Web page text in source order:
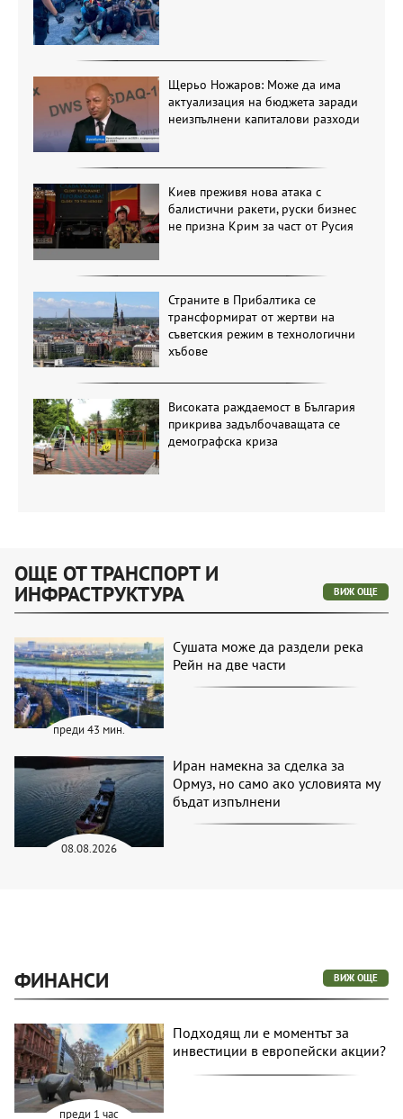
Щерьо Ножаров: Може да има
актуализация на бюджета заради
неизпълнени капиталови разходи
Киев преживя нова атака с
балистични ракети, руски бизнес
не призна Крим за част от Русия
Страните в Прибалтика се
трансформират от жертви на
съветския режим в технологични
хъбове
Високата раждаемост в България
прикрива задълбочаващата се
демографска криза
ОЩЕ ОТ ТРАНСПОРТ И
ИНФРАСТРУКТУРА ВИЖ ОЩЕ
преди 43 мин.
Сушата може да раздели река
Рейн на две части
08.08.2026
Иран намекна за сделка за
Ормуз, но само ако условията му
бъдат изпълнени
ФИНАНСИ ВИЖ ОЩЕ
преди 1 час
Подходящ ли е моментът за
инвестиции в европейски акции?